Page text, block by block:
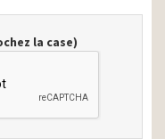
la case)